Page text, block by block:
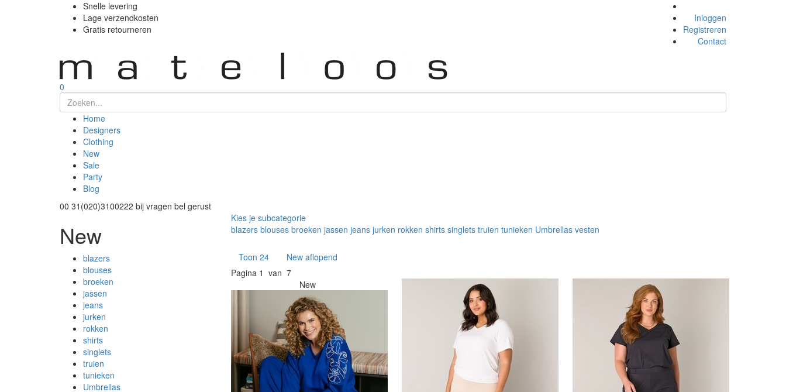
Snelle levering
Lage verzendkosten
Gratis retourneren
Inloggen
Registreren
Contact
0
Home
Designers
Clothing
New
Sale
Party
Blog
00 31(020)3100222 bij vragen bel gerust
New
blazers
blouses
broeken
jassen
jeans
jurken
rokken
shirts
singlets
truien
tunieken
Umbrellas
Kies je subcategorie
blazers blouses broeken jassen jeans jurken rokken shirts singlets truien tunieken Umbrellas vesten
Toon 24Toon Sorteren op
New aflopend
Pagina 1 van 7
New